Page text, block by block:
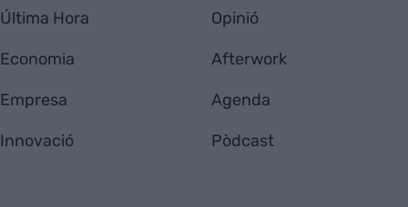
Última Hora
Economia
Empresa
Innovació
Opinió
Afterwork
Agenda
Pòdcast